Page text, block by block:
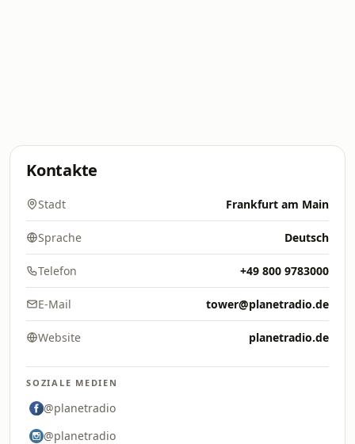
Kontakte
Stadt Frankfurt am Main
Sprache Deutsch
Telefon +49 800 9783000
E-Mail tower@planetradio.de
Website planetradio.de
SOZIALE MEDIEN
@planetradio
@planetradio